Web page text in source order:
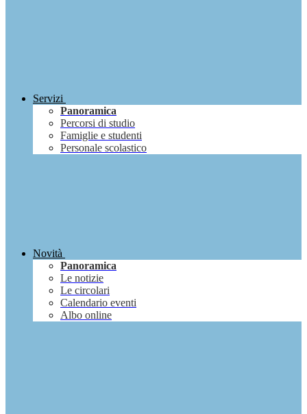
Servizi
Panoramica
Percorsi di studio
Famiglie e studenti
Personale scolastico
Novità
Panoramica
Le notizie
Le circolari
Calendario eventi
Albo online